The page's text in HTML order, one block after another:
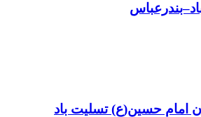
امام حسین(ع) تسلیت باد